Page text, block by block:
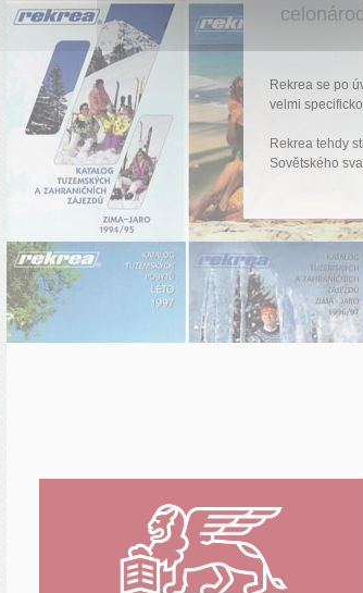
Rekrea se po
velmi
Rekrea tehdy
Sovětského